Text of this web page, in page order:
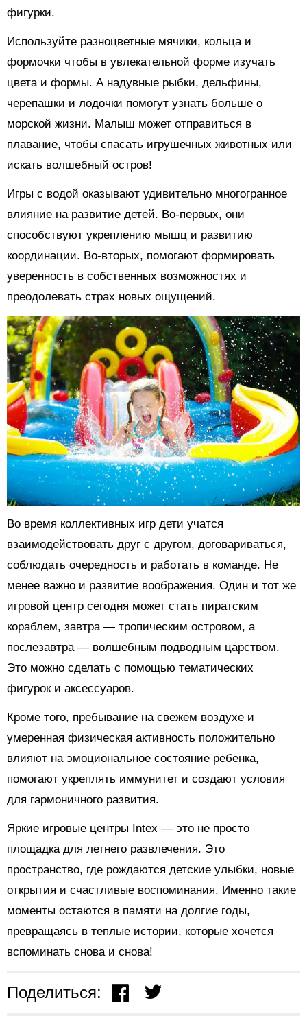
фигурки.
Используйте разноцветные мячики, кольца и
формочки чтобы в увлекательной форме изучать
цвета и формы. А надувные рыбки, дельфины,
черепашки и лодочки помогут узнать больше о
морской жизни. Малыш может отправиться в
плавание, чтобы спасать игрушечных животных или
искать волшебный остров!
Игры с водой оказывают удивительно многогранное
влияние на развитие детей. Во-первых, они
способствуют укреплению мышц и развитию
координации. Во-вторых, помогают формировать
уверенность в собственных возможностях и
преодолевать страх новых ощущений.
Во время коллективных игр дети учатся
взаимодействовать друг с другом, договариваться,
соблюдать очередность и работать в команде. Не
менее важно и развитие воображения. Один и тот же
игровой центр сегодня может стать пиратским
кораблем, завтра — тропическим островом, а
послезавтра — волшебным подводным царством.
Это можно сделать с помощью тематических
фигурок и аксессуаров.
Кроме того, пребывание на свежем воздухе и
умеренная физическая активность положительно
влияют на эмоциональное состояние ребенка,
помогают укреплять иммунитет и создают условия
для гармоничного развития.
Яркие игровые центры Intex — это не просто
площадка для летнего развлечения. Это
пространство, где рождаются детские улыбки, новые
открытия и счастливые воспоминания. Именно такие
моменты остаются в памяти на долгие годы,
превращаясь в теплые истории, которые хочется
вспоминать снова и снова!
Поделиться: